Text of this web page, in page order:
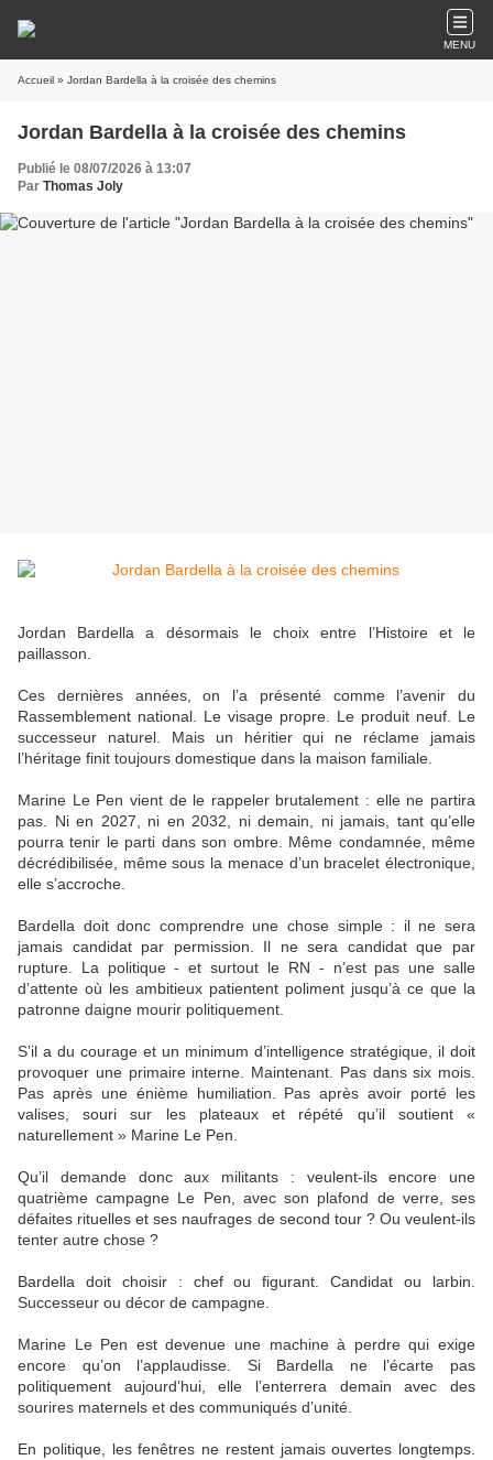
MENU
Accueil » Jordan Bardella à la croisée des chemins
Jordan Bardella à la croisée des chemins
Publié le 08/07/2026 à 13:07
Par Thomas Joly
Jordan Bardella a désormais le choix entre l’Histoire et le
paillasson.
Ces dernières années, on l’a présenté comme l’avenir du
Rassemblement national. Le visage propre. Le produit neuf. Le
successeur naturel. Mais un héritier qui ne réclame jamais
l’héritage finit toujours domestique dans la maison familiale.
Marine Le Pen vient de le rappeler brutalement : elle ne partira
pas. Ni en 2027, ni en 2032, ni demain, ni jamais, tant qu’elle
pourra tenir le parti dans son ombre. Même condamnée, même
décrédibilisée, même sous la menace d’un bracelet électronique,
elle s’accroche.
Bardella doit donc comprendre une chose simple : il ne sera
jamais candidat par permission. Il ne sera candidat que par
rupture. La politique - et surtout le RN - n’est pas une salle
d’attente où les ambitieux patientent poliment jusqu’à ce que la
patronne daigne mourir politiquement.
S’il a du courage et un minimum d’intelligence stratégique, il doit
provoquer une primaire interne. Maintenant. Pas dans six mois.
Pas après une énième humiliation. Pas après avoir porté les
valises, souri sur les plateaux et répété qu’il soutient «
naturellement » Marine Le Pen.
Qu’il demande donc aux militants : veulent-ils encore une
quatrième campagne Le Pen, avec son plafond de verre, ses
défaites rituelles et ses naufrages de second tour ? Ou veulent-ils
tenter autre chose ?
Bardella doit choisir : chef ou figurant. Candidat ou larbin.
Successeur ou décor de campagne.
Marine Le Pen est devenue une machine à perdre qui exige
encore qu’on l’applaudisse. Si Bardella ne l’écarte pas
politiquement aujourd’hui, elle l’enterrera demain avec des
sourires maternels et des communiqués d’unité.
En politique, les fenêtres ne restent jamais ouvertes longtemps.